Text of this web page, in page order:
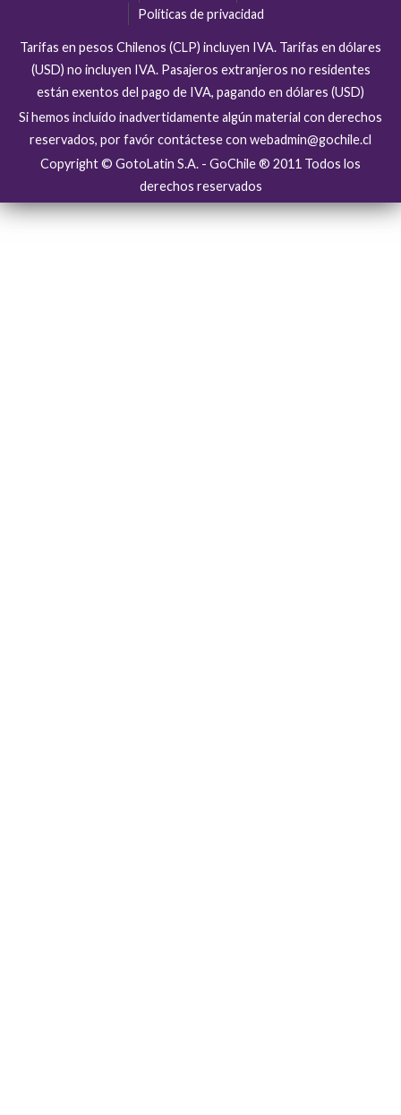
Políticas de privacidad
Tarifas en pesos Chilenos (CLP) incluyen IVA. Tarifas en dólares
(USD) no incluyen IVA. Pasajeros extranjeros no residentes
están exentos del pago de IVA, pagando en dólares (USD)
Si hemos incluído inadvertidamente algún material con derechos
reservados, por favór contáctese con webadmin@gochile.cl
Copyright © GotoLatin S.A. - GoChile ® 2011 Todos los
derechos reservados